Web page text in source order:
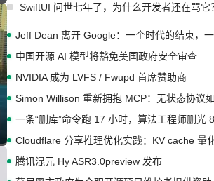
SwiftUI 问世七年了，为什么开发者还在骂它
Jeff Dean 离开 Google：一个时代的结束，
中国开源 AI 模型将豁免美国政府安全审查
NVIDIA 成为 LVFS / Fwupd 首席赞助商
Simon Willison 重新拥抱 MCP：无状态协议
一条“删库”命令跑 17 小时，算法工程师删光
腾讯混元 Hy ASR3.0preview 发布